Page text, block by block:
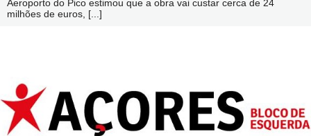
Aeroporto do Pico estimou que a obra vai custar cerca de 24
milhões de euros, [...]